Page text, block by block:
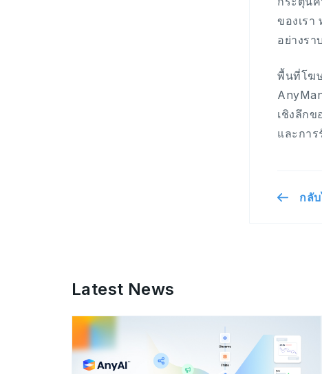
ของเร
อย่างร
พื้นที่โฆ
เชิงลึก
และการ
กลั
Latest News